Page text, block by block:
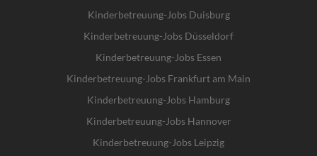
Kinderbetreuung-Jobs Duisburg
Kinderbetreuung-Jobs Düsseldorf
Kinderbetreuung-Jobs Essen
Kinderbetreuung-Jobs Frankfurt am Main
Kinderbetreuung-Jobs Hamburg
Kinderbetreuung-Jobs Hannover
Kinderbetreuung-Jobs Leipzig